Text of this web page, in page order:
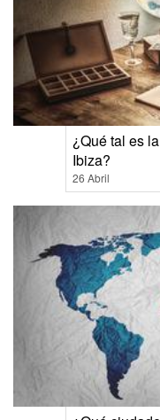
¿Qué tal es
Ibiza?
26 Abril